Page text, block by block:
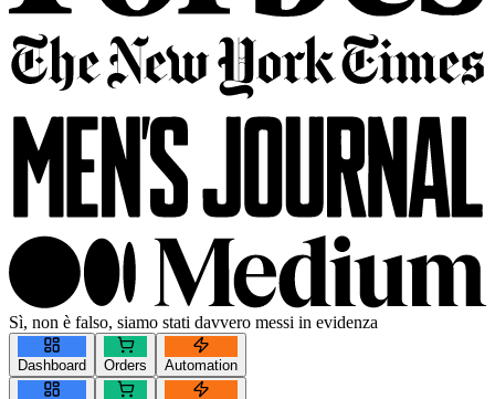
Sì, non è falso, siamo stati davvero messi in evidenza
Dashboard Orders Automation